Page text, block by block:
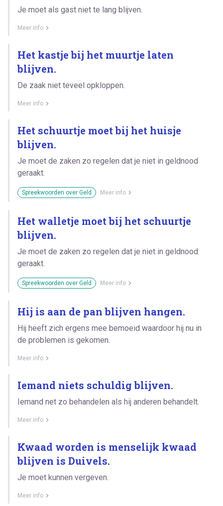
Je moet als gast niet te lang blijven.
Meer info
Het kastje bij het muurtje laten
blijven.
De zaak niet teveel opkloppen.
Meer info
Het schuurtje moet bij het huisje
blijven.
Je moet de zaken zo regelen dat je niet in geldnood
geraakt.
Spreekwoorden over Geld Meer info
Het walletje moet bij het schuurtje
blijven.
Je moet de zaken zo regelen dat je niet in geldnood
geraakt.
Spreekwoorden over Geld Meer info
Hij is aan de pan blijven hangen.
Hij heeft zich ergens mee bemoeid waardoor hij nu in
de problemen is gekomen.
Meer info
Iemand niets schuldig blijven.
Iemand net zo behandelen als hij anderen behandelt.
Meer info
Kwaad worden is menselijk kwaad
blijven is Duivels.
Je moet kunnen vergeven.
Meer info